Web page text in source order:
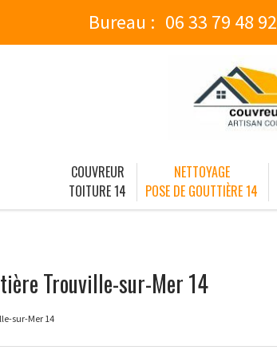
Bureau : 06 33 79 48 92
COUVREUR
TOITURE 14
NETTOYAGE
POSE DE GOUTTIÈRE 14
Trouville-sur-Mer 14
sur-Mer 14